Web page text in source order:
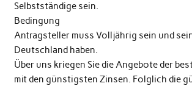
Selbstständige sein.
Bedingung
Antragsteller muss Volljährig sein und
Deutschland haben.
Über uns kriegen Sie die Angebote der
mit den günstigsten Zinsen. Folglich die